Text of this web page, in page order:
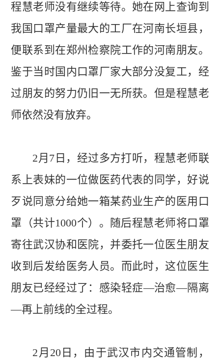
程慧老师没有继续等待。她在网上查询到
我国口罩产量最大的工厂在河南长垣县，
便联系到在郑州检察院工作的河南朋友。
鉴于当时国内口罩厂家大部分没复工，经
过朋友的努力仍旧一无所获。但是程慧老
师依然没有放弃。
2月7日，经过多方打听，程慧老师联
系上表妹的一位做医药代表的同学，好说
歹说同意分给她一箱某药业生产的医用口
罩（共计1000个）。随后程慧老师将口罩
寄往武汉协和医院，并委托一位医生朋友
收到后发给医务人员。而此时，这位医生
朋友已经经过了：感染轻症—治愈—隔离
—再上前线的全过程。
2月20日，由于武汉市内交通管制，